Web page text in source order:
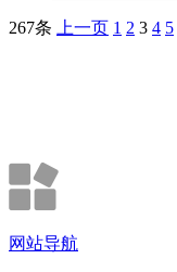
267条 上一页 1 2 3 4 5
网站导航